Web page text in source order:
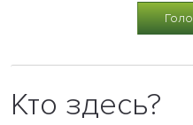
Кто здесь?